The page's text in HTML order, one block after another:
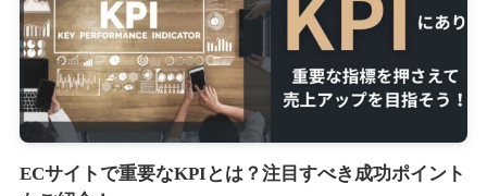
ECサイトで重要なKPIとは？注目すべき成功ポイント